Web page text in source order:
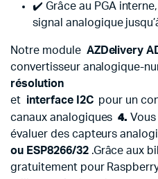
✔️ Grâce au PGA
signal analogique
Notre module AZDelivery
convertisseur analogique-
résolution
et interface I2Cpour un
canaux analogiques4.
évaluer des capteurs
ou ESP8266/32.Grâce aux
gratuitement pour